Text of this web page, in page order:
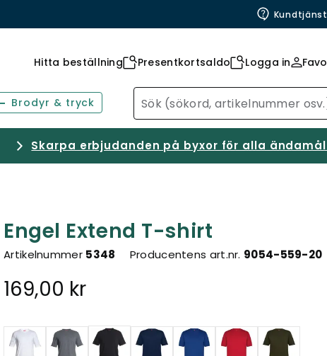
Kundtjänst
Hitta beställning Presentkortsaldo Logga in
Brodyr & tryck
Skarpa erbjudanden på byxor för alla
Engel Extend T-shirt
Artikelnummer 5348 Producentens art.nr. 9054-559-20
169,00 kr